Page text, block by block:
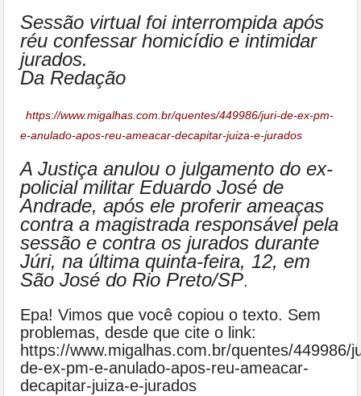
Sessão virtual foi interrompida após
réu confessar homicídio e intimidar
jurados.
Da Redação
https://www.migalhas.com.br/quentes/449986/juri-de-ex-pm-
e-anulado-apos-reu-ameacar-decapitar-juiza-e-jurados
A Justiça anulou o julgamento do ex-
policial militar Eduardo José de
Andrade, após ele proferir ameaças
contra a magistrada responsável pela
sessão e contra os jurados durante
Júri, na última quinta-feira, 12, em
São José do Rio Preto/SP.
Epa! Vimos que você copiou o texto. Sem
problemas, desde que cite o link:
https://www.migalhas.com.br/quentes/449986/
de-ex-pm-e-anulado-apos-reu-ameacar-
decapitar-juiza-e-jurados